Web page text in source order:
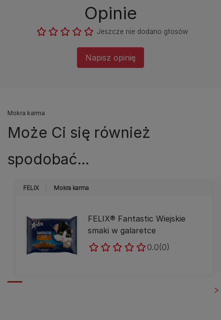
Opinie
Jeszcze nie dodano głosów
Napisz opinię
Mokra karma
Może Ci się również
spodobać...
FELIX Mokra karma
FELIX® Fantastic Wiejskie
smaki w galaretce
0.0(0)